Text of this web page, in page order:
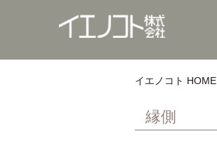
イエノコト HOME
縁側